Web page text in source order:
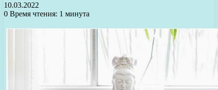
10.03.2022
0 Время чтения: 1 минута